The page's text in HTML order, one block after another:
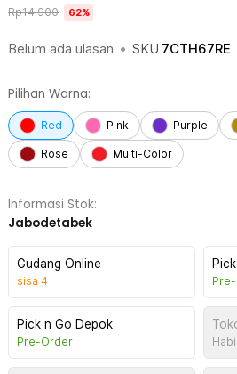
Belum ada ulasan • SKU 7CTH67RE
Rp14.900 62%
Pilihan Warna:
Red Pink Purple
Rose Multi-Color
Informasi Stok:
Jabodetabek
Gudang Online
sisa 4
Pick n Go Depok
Pre-Order